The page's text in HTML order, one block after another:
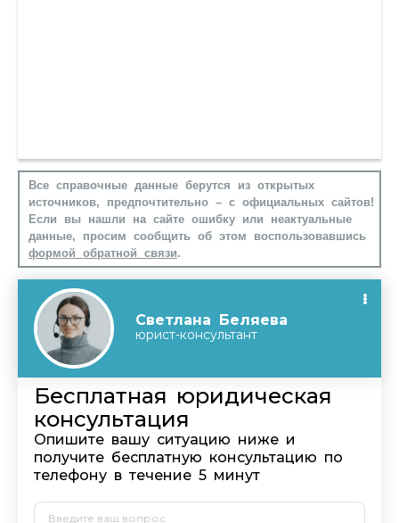
Все справочные данные берутся из открытых
источников, предпочтительно – с официальных сайтов!
Если вы нашли на сайте ошибку или неактуальные
данные, просим сообщить об этом воспользовавшись
формой обратной связи.